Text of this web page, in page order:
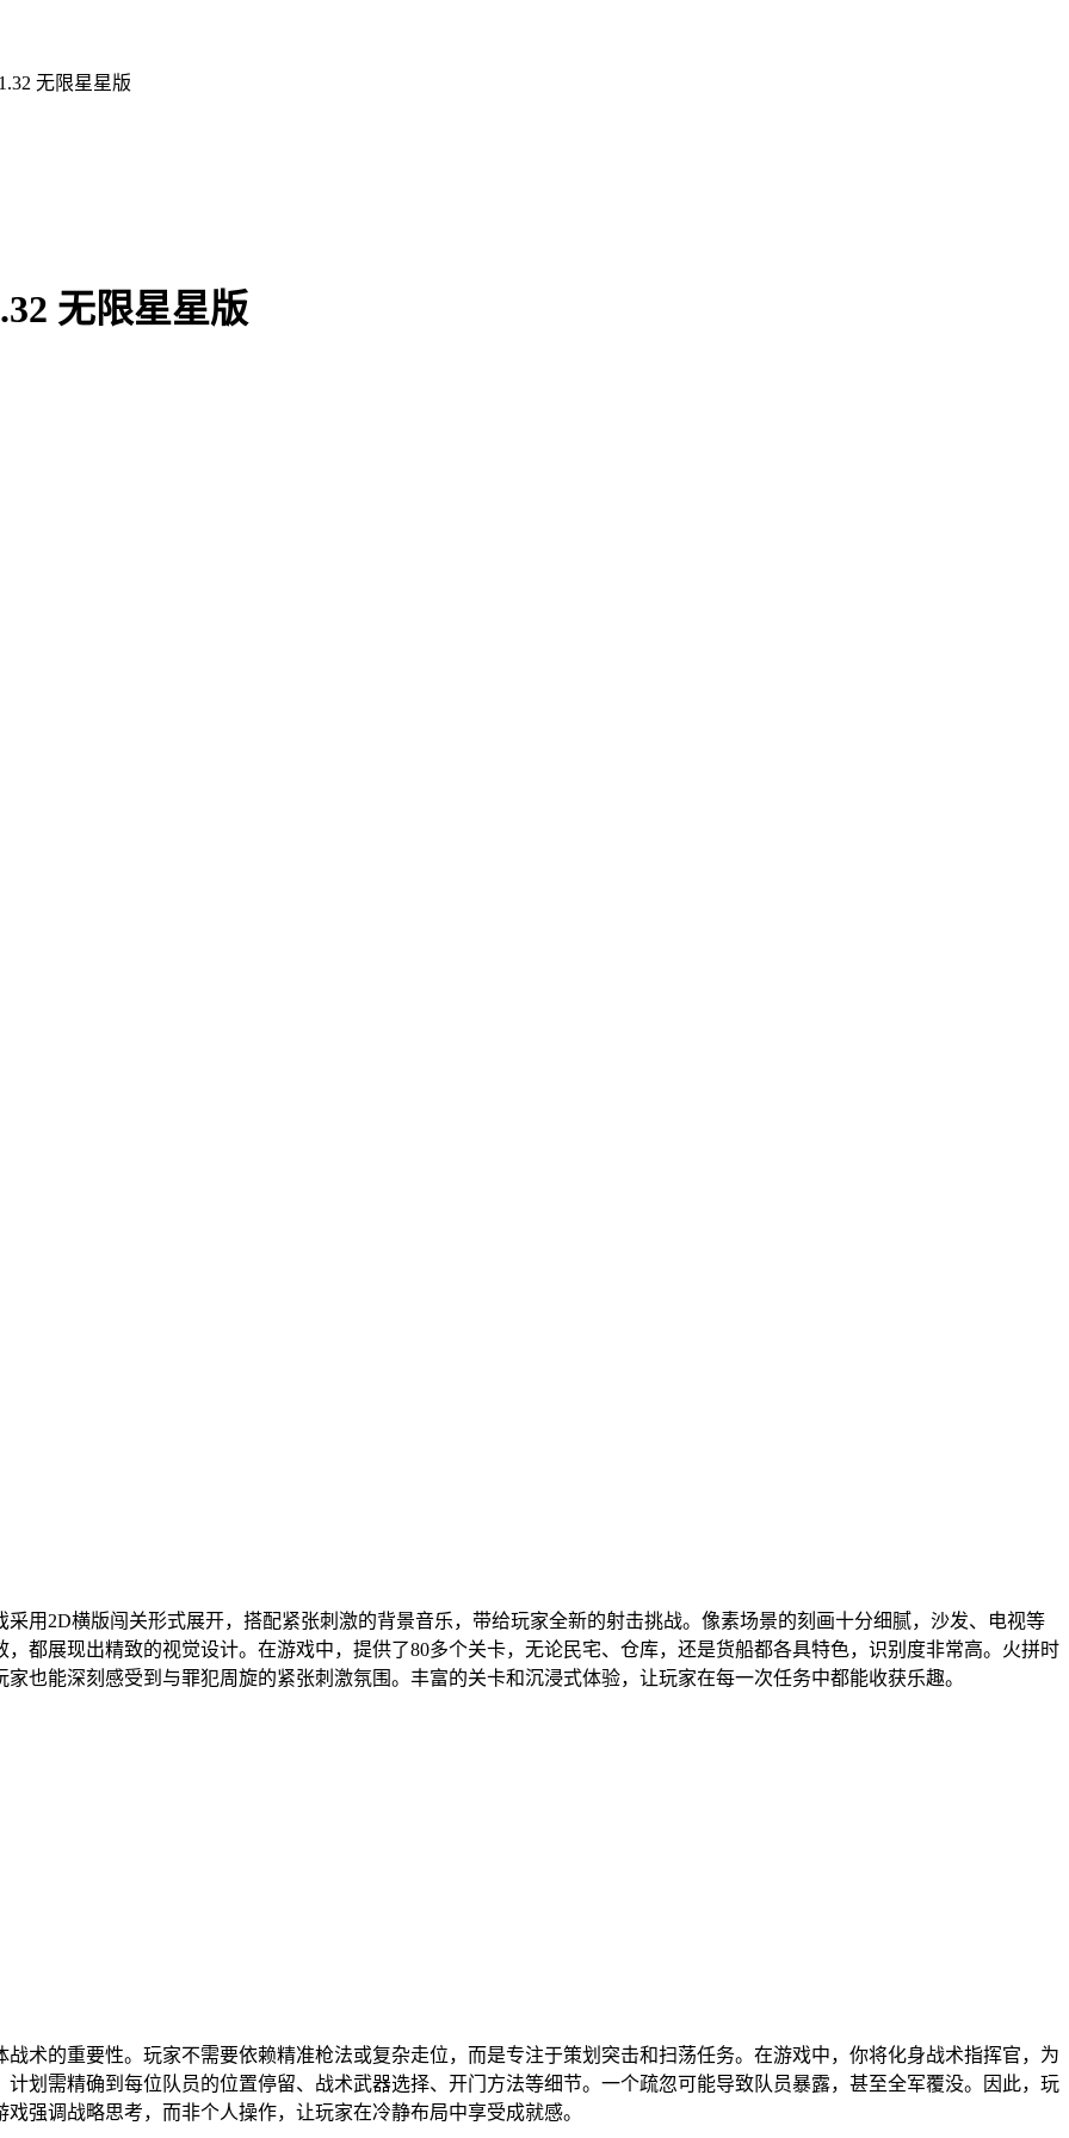
无限星星版
无限星星版
用2D横版闯关形式展开，搭配紧张刺激的背景音乐，带给玩家全新的射击挑战。像素场景的刻画十分细腻，沙发、电视等
都展现出精致的视觉设计。在游戏中，提供了80多个关卡，无论民宅、仓库，还是货船都各具特色，识别度非常高。火拼时
也能深刻感受到与罪犯周旋的紧张刺激氛围。丰富的关卡和沉浸式体验，让玩家在每一次任务中都能收获乐趣。
术的重要性。玩家不需要依赖精准枪法或复杂走位，而是专注于策划突击和扫荡任务。在游戏中，你将化身战术指挥官，为
划需精确到每位队员的位置停留、战术武器选择、开门方法等细节。一个疏忽可能导致队员暴露，甚至全军覆没。因此，玩
强调战略思考，而非个人操作，让玩家在冷静布局中享受成就感。